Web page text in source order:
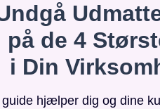
på de 4
i Din
hjælper dig og dine